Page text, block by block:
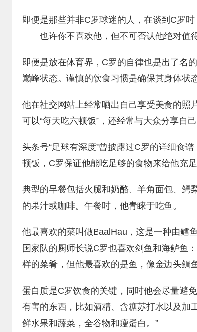
即便是那些并非C罗球迷的人，在谈到C罗
——也许你不喜欢他，但不可否认他绝对值得
即便是放在体育界，C罗的自律也是出了名
巅峰状态。谨慎的饮食习惯是确保其身体状
他在社交网站上经常晒出自己享受美食的照
可以“每天吃六顿饭”，还经常与大众分享自
头条号“足球有深度”曾披露过C罗的详细食
顿饭，C罗保证他能吃足够的食物来给他充
典型的早餐包括火腿和奶酪、羊角面包、鳄
的果汁或咖啡。午餐时，他青睐于吃鱼。
他最喜欢的菜叫做BaalHau，这是一种由鳕
国家队的厨师长说C罗也喜欢剑鱼和海鲈鱼
样的菜肴，但他最喜欢的是鱼，像金边头鲷
蛋白质是C罗饮食的关键，同时他会尽量避
有害的东西，比如酒精、含糖苏打水以及加
鲜水果和蔬菜，全谷物和瘦蛋白。”